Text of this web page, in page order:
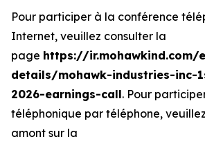
Pour participer à la conférence
Internet, veuillez consulter la
page https://ir.mohawkind.com/
details/mohawk-industries-inc-
2026-earnings-call. Pour
téléphonique par téléphone,
amont sur la